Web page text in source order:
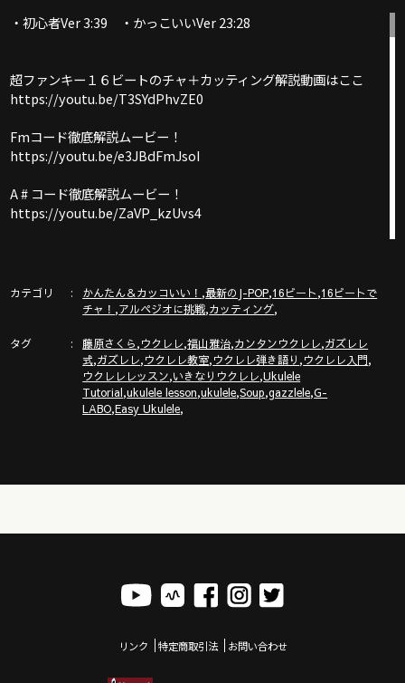
・初心者Ver 3:39 ・かっこいいVer 23:28
超ファンキー１６ビートのチャ＋カッティング解説動画はここ
https://youtu.be/T3SYdPhvZE0
Fmコード徹底解説ムービー！
https://youtu.be/e3JBdFmJsoI
A # コード徹底解説ムービー！
https://youtu.be/ZaVP_kzUvs4
🔶🔶🔶1111【ガズレレの日】今年は寄席で大セッション？！＠
https://gazzlele.com/20241111gazzleleday/
▶︎▶︎▶︎２０万部突破ガズレレフェア▶︎▶︎▶︎←詳細＆ガズ楽譜最
▶︎▶︎▶︎新発売！◀︎︎︎︎︎︎◀︎◀︎
https://books.shufunotomo.co.jp/book/b10050530.html
カテゴリ かんたん＆カッコいい！ ,最新のJ-POP,16ビート,16ビートで
チャ！ ,アルペジオに挑戦,カッティング,
タグ 藤原さくら,ウクレレ,福山雅治,カンタンウクレレ,ガズレレ
式,ガズレレ,ウクレレ教室,ウクレレ弾き語り ,ウクレレ入門,
ウクレレレッスン,いきなりウクレレ,Ukulele
Tutorial,ukulele lesson,ukulele,Soup,gazzlele,G-
LABO,Easy Ukulele,
リンク 特定商取引法 お問い合わせ